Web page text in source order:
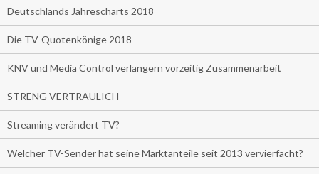
Deutschlands Jahrescharts 2018
Die TV-Quotenkönige 2018
KNV und Media Control verlängern vorzeitig Zusammenarbeit
STRENG VERTRAULICH
Streaming verändert TV?
Welcher TV-Sender hat seine Marktanteile seit 2013 vervierfacht?